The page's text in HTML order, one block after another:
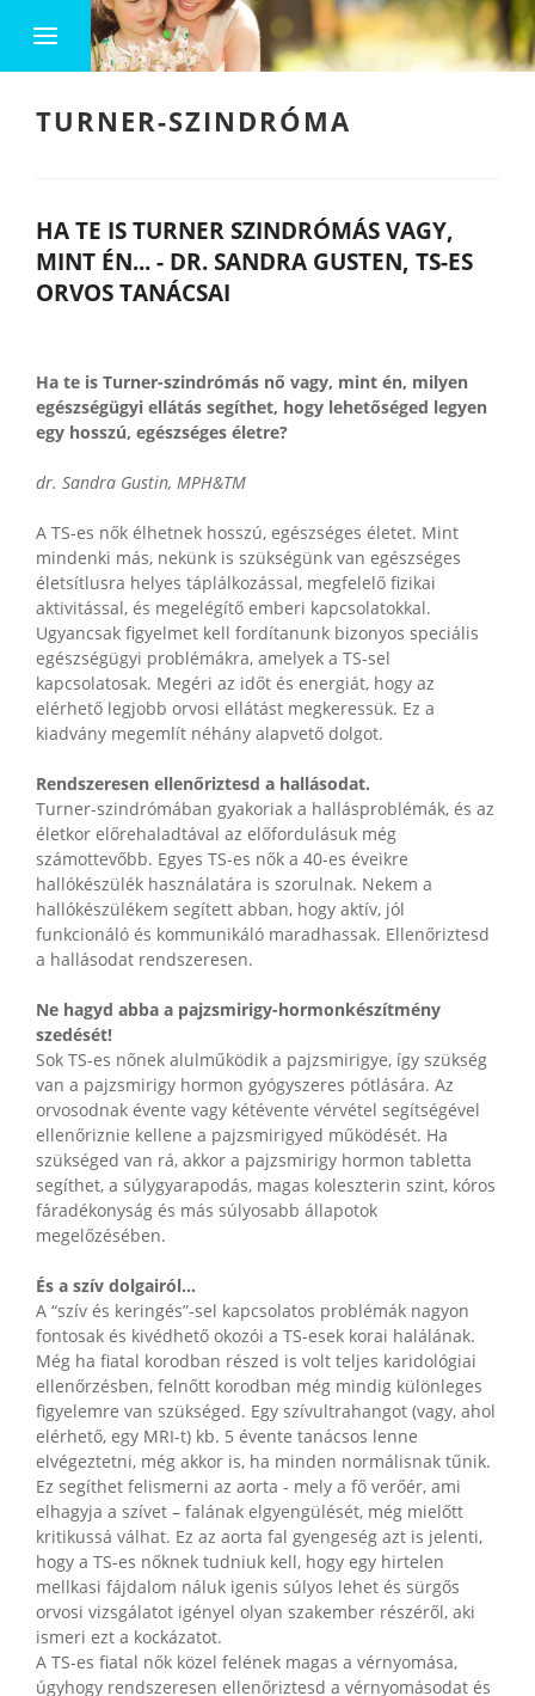
TURNER-SZINDRÓMA
HA TE IS TURNER SZINDRÓMÁS VAGY,
MINT ÉN... - DR. SANDRA GUSTEN, TS-ES
ORVOS TANÁCSAI
Ha te is Turner-szindrómás nő vagy, mint én, milyen
egészségügyi ellátás segíthet, hogy lehetőséged legyen
egy hosszú, egészséges életre?
dr. Sandra Gustin, MPH&TM
A TS-es nők élhetnek hosszú, egészséges életet. Mint
mindenki más, nekünk is szükségünk van egészséges
életsítlusra helyes táplálkozással, megfelelő fizikai
aktivitással, és megelégítő emberi kapcsolatokkal.
Ugyancsak figyelmet kell fordítanunk bizonyos speciális
egészségügyi problémákra, amelyek a TS-sel
kapcsolatosak. Megéri az időt és energiát, hogy az
elérhető legjobb orvosi ellátást megkeressük. Ez a
kiadvány megemlít néhány alapvető dolgot.
Rendszeresen ellenőriztesd a hallásodat.
Turner-szindrómában gyakoriak a hallásproblémák, és az
életkor előrehaladtával az előfordulásuk még
számottevőbb. Egyes TS-es nők a 40-es éveikre
hallókészülék használatára is szorulnak. Nekem a
hallókészülékem segített abban, hogy aktív, jól
funkcionáló és kommunikáló maradhassak. Ellenőriztesd
a hallásodat rendszeresen.
Ne hagyd abba a pajzsmirigy-hormonkészítmény
szedését!
Sok TS-es nőnek alulműködik a pajzsmirigye, így szükség
van a pajzsmirigy hormon gyógyszeres pótlására. Az
orvosodnak évente vagy kétévente vérvétel segítségével
ellenőriznie kellene a pajzsmirigyed működését. Ha
szükséged van rá, akkor a pajzsmirigy hormon tabletta
segíthet, a súlygyarapodás, magas koleszterin szint, kóros
fáradékonyság és más súlyosabb állapotok
megelőzésében.
És a szív dolgairól…
A “szív és keringés”-sel kapcsolatos problémák nagyon
fontosak és kivédhető okozói a TS-esek korai halálának.
Még ha fiatal korodban részed is volt teljes karidológiai
ellenőrzésben, felnőtt korodban még mindig különleges
figyelemre van szükséged. Egy szívultrahangot (vagy, ahol
elérhető, egy MRI-t) kb. 5 évente tanácsos lenne
elvégeztetni, még akkor is, ha minden normálisnak tűnik.
Ez segíthet felismerni az aorta - mely a fő verőér, ami
elhagyja a szívet – falának elgyengülését, még mielőtt
kritikussá válhat. Ez az aorta fal gyengeség azt is jelenti,
hogy a TS-es nőknek tudniuk kell, hogy egy hirtelen
mellkasi fájdalom náluk igenis súlyos lehet és sürgős
orvosi vizsgálatot igényel olyan szakember részéről, aki
ismeri ezt a kockázatot.
A TS-es fiatal nők közel felének magas a vérnyomása,
úgyhogy rendszeresen ellenőriztesd a vérnyomásodat és